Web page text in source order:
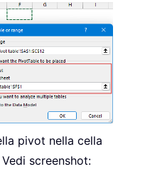
pivot nella cella
screenshot: